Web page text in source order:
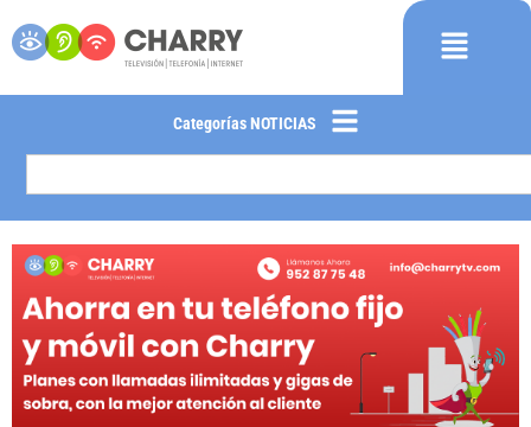
Categorías NOTICIAS